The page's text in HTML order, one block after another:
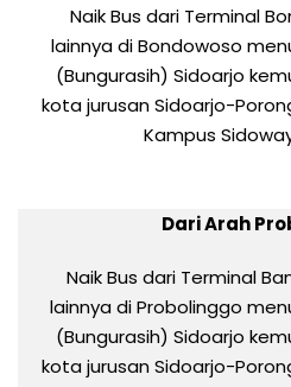
Naik Bus dari Terminal
lainnya di Bondowoso
(Bungurasih) Sidoarjo
kota jurusan Sidoarjo-
Kampus
Dari Arah
Naik Bus dari Terminal
lainnya di Probolinggo
(Bungurasih) Sidoarjo
kota jurusan Sidoarjo-